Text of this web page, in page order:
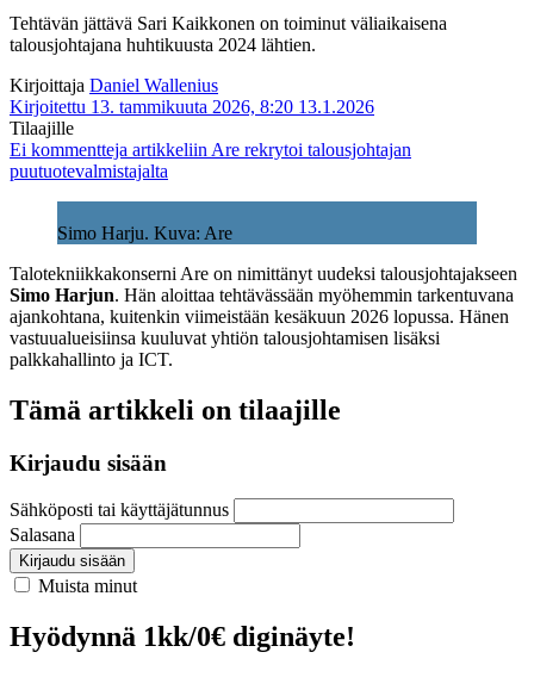
Tehtävän jättävä Sari Kaikkonen on toiminut väliaikaisena
talousjohtajana huhtikuusta 2024 lähtien.
Kirjoittaja Daniel Wallenius
Kirjoitettu 13. tammikuuta 2026, 8:20 13.1.2026
Tilaajille
Ei kommentteja artikkeliin Are rekrytoi talousjohtajan
puutuotevalmistajalta
Simo Harju. Kuva: Are
Talotekniikkakonserni Are on nimittänyt uudeksi talousjohtajakseen
Simo Harjun. Hän aloittaa tehtävässään myöhemmin tarkentuvana
ajankohtana, kuitenkin viimeistään kesäkuun 2026 lopussa. Hänen
vastuualueisiinsa kuuluvat yhtiön talousjohtamisen lisäksi
palkkahallinto ja ICT.
Tämä artikkeli on tilaajille
Kirjaudu sisään
Sähköposti tai käyttäjätunnus
Salasana
Kirjaudu sisään
Muista minut
Hyödynnä 1kk/0€ diginäyte!